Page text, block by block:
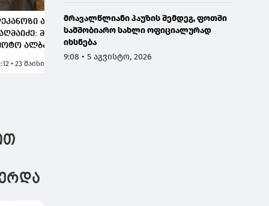
ანდრია
მეორე ასეთი
ალბათ არ
- სასაუბრო
• 23 მაისი, 2026
"ერთიანი ნეიტრალური
საქართველო":
ჯაღმაიძის მიერ
8:54 • 7 ივლისი, 2026
მრავალწლიანი პაუზის შემდეგ, ფოთში
სამშობიარო სახლი ოფიციალურად
იხსნება
9:08 • 5 აგვისტო, 2026